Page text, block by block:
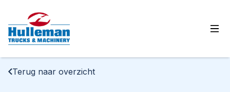
Terug naar overzicht